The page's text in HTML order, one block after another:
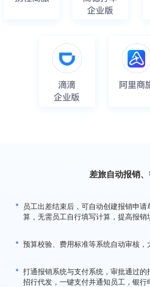
差旅自动报销
员工出差结束后，可自动创建报销申
算，无需员工自行填写计算，提高报销
预算校验、费用标准等系统自动审核
打通报销系统与支付系统，审批通过
招行代发，一键支付并通知员工，银